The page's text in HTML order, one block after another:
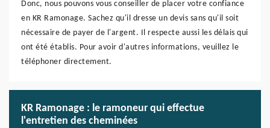
Donc, nous pouvons vous conseiller de placer votre confiance
en KR Ramonage. Sachez qu'il dresse un devis sans qu'il soit
nécessaire de payer de l'argent. Il respecte aussi les délais qui
ont été établis. Pour avoir d'autres informations, veuillez le
téléphoner directement.
KR Ramonage : le ramoneur qui effectue
l'entretien des cheminées